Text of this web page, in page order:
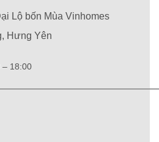
Lộ bốn Mùa Vinhomes
Hưng Yên
– 18:00